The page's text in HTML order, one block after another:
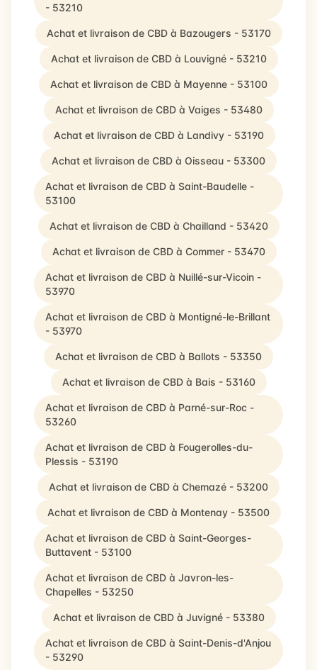
- 53210
Achat et livraison de CBD à Bazougers - 53170
Achat et livraison de CBD à Louvigné - 53210
Achat et livraison de CBD à Mayenne - 53100
Achat et livraison de CBD à Vaiges - 53480
Achat et livraison de CBD à Landivy - 53190
Achat et livraison de CBD à Oisseau - 53300
Achat et livraison de CBD à Saint-Baudelle -
53100
Achat et livraison de CBD à Chailland - 53420
Achat et livraison de CBD à Commer - 53470
Achat et livraison de CBD à Nuillé-sur-Vicoin -
53970
Achat et livraison de CBD à Montigné-le-Brillant
- 53970
Achat et livraison de CBD à Ballots - 53350
Achat et livraison de CBD à Bais - 53160
Achat et livraison de CBD à Parné-sur-Roc -
53260
Achat et livraison de CBD à Fougerolles-du-
Plessis - 53190
Achat et livraison de CBD à Chemazé - 53200
Achat et livraison de CBD à Montenay - 53500
Achat et livraison de CBD à Saint-Georges-
Buttavent - 53100
Achat et livraison de CBD à Javron-les-
Chapelles - 53250
Achat et livraison de CBD à Juvigné - 53380
Achat et livraison de CBD à Saint-Denis-d'Anjou
- 53290